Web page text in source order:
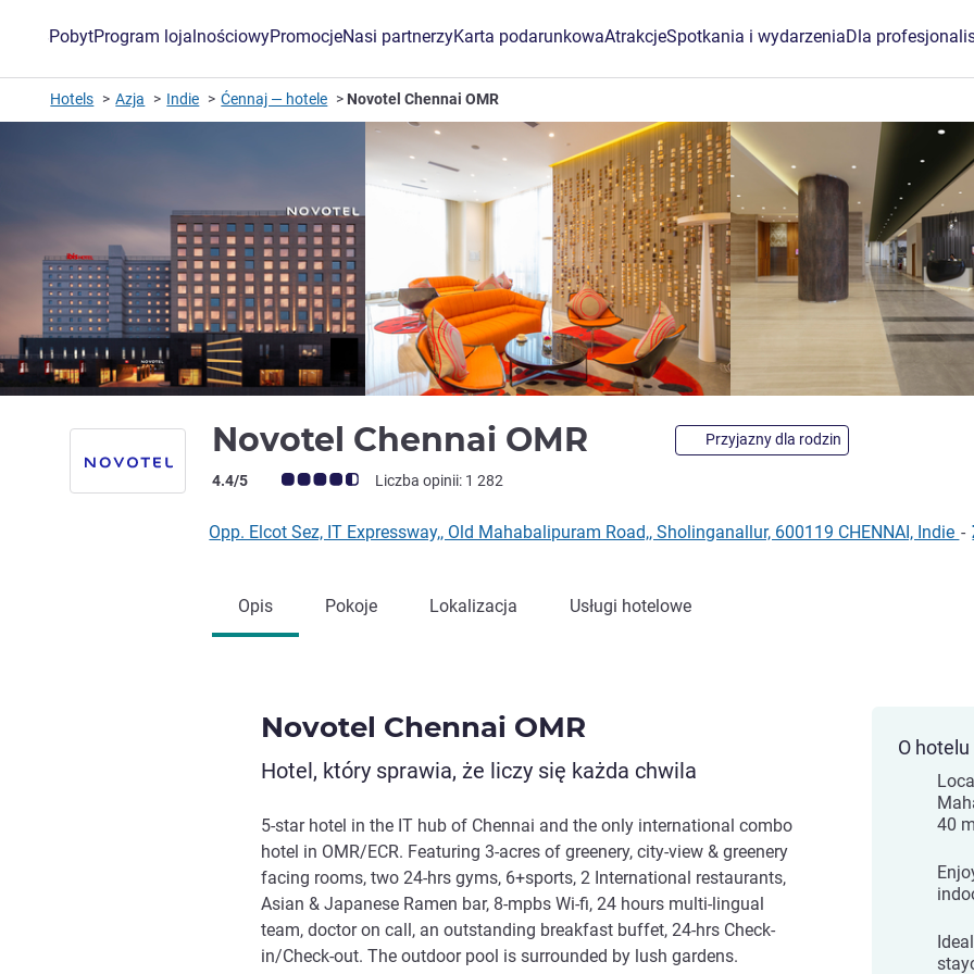
PobytProgram lojalnościowyPromocjeNasi partnerzyKarta podarunkowaAtrakcjeSpotkania i wydarzeniaDla
Hotels Azja Indie Ćennaj — hotele Novotel Chennai OMR
Novotel Chennai OMR 5 gwiazdki
Przyjazny dla rodzin
Ocena klientów (Ocena ALL)
4.4/5 Liczba opinii: 1 282
Opp. Elcot Sez, IT Expressway,, Old Mahabalipuram Road,, Sholinganallur, 600119 CHENNAI, Indie -
Opis Pokoje Lokalizacja Usługi hotelowe
Novotel Chennai OMR
Hotel, który sprawia, że liczy się każda chwila
5-star hotel in the IT hub of Chennai and the only international combo
hotel in OMR/ECR. Featuring 3-acres of greenery, city-view & greenery
facing rooms, two 24-hrs gyms, 6+sports, 2 International restaurants,
Asian & Japanese Ramen bar, 8-mpbs Wi-fi, 24 hours multi-lingual
team, doctor on call, an outstanding breakfast buffet, 24-hrs Check-
in/Check-out. The outdoor pool is surrounded by lush gardens.
O hotelu
40